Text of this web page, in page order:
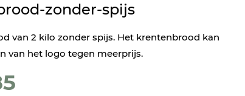
zonder-spijs
van 2 kilo zonder spijs. Het krentenbrood kan
van het logo tegen meerprijs.